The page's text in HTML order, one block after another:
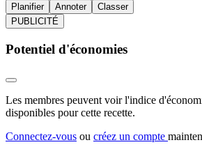
Planifier Annoter
Classer
PUBLICITÉ
Potentiel d'économies
Les membres peuvent voir l'indice
disponibles pour cette recette.
Connectez-vous ou créez un compte